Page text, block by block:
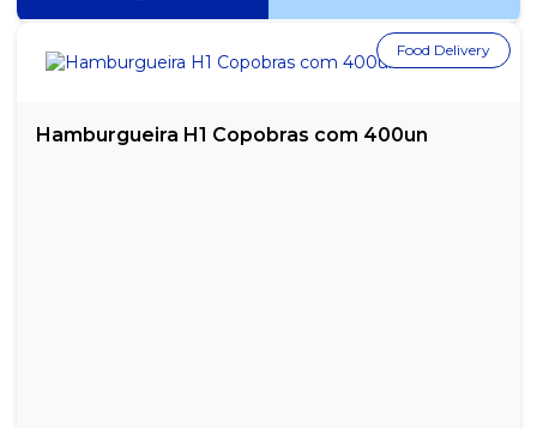
Hamburgueira H1 Copobras com 400un
Food Delivery